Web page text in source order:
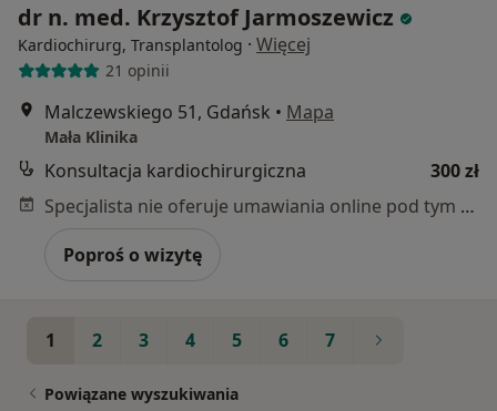
dr n. med. Krzysztof Jarmoszewicz
Kardiochirurg, Transplantolog · Więcej
21 opinii
Malczewskiego 51, Gdańsk • Mapa
Mała Klinika
Konsultacja kardiochirurgiczna
300 zł
Specjalista nie oferuje umawiania online pod tym adresem.
Poproś o wizytę
1 2 3 4 5 6 7
Powiązane wyszukiwania